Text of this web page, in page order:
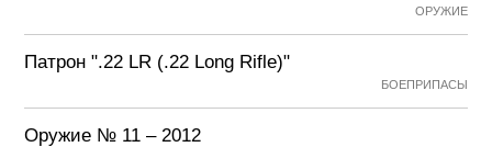
ОРУЖИЕ
Патрон ".22 LR (.22 Long Rifle)"
БОЕПРИПАСЫ
Оружие № 11 – 2012